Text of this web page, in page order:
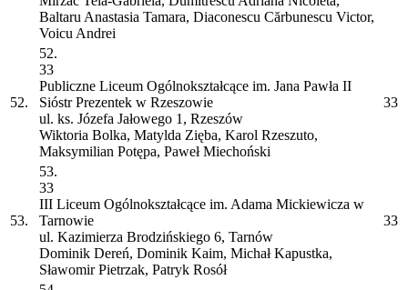
Baltaru Anastasia Tamara, Diaconescu Cărbunescu Victor,
Voicu Andrei
52.
52.
33
Publiczne Liceum Ogólnokształcące im. Jana Pawła II
Sióstr Prezentek w Rzeszowie
ul. ks. Józefa Jałowego 1, Rzeszów
Wiktoria Bolka, Matylda Zięba, Karol Rzeszuto,
Maksymilian Potępa, Paweł Miechoński
33
53.
53.
33
III Liceum Ogólnokształcące im. Adama Mickiewicza w
Tarnowie
ul. Kazimierza Brodzińskiego 6, Tarnów
Dominik Dereń, Dominik Kaim, Michał Kapustka,
Sławomir Pietrzak, Patryk Rosół
33